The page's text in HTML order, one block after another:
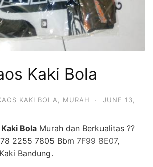
Kaki Bola
KAKI BOLA MURAH ·
JUNE 13,
Bola Murah dan Berkualitas ??
2255 7805 Bbm 7F99 8E07,
Bandung.